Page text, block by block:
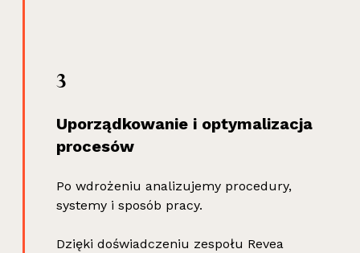
3
Uporządkowanie i optymalizacja
procesów
Po wdrożeniu analizujemy procedury,
systemy i sposób pracy.
Dzięki doświadczeniu zespołu Revea